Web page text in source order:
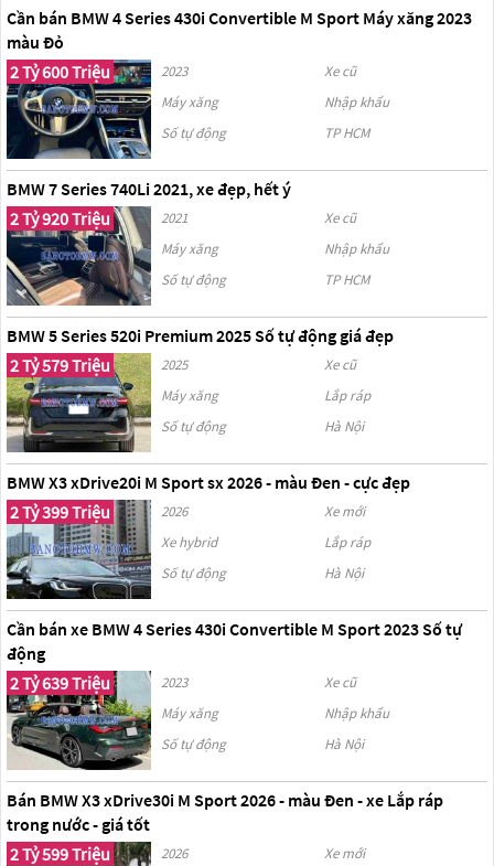
Cần bán BMW 4 Series 430i Convertible M Sport Máy xăng 2023
màu Đỏ
2 Tỷ 600 Triệu
2023
Xe cũ
Máy xăng
Nhập khẩu
Số tự động
TP HCM
BMW 7 Series 740Li 2021, xe đẹp, hết ý
2 Tỷ 920 Triệu
2021
Xe cũ
Máy xăng
Nhập khẩu
Số tự động
TP HCM
BMW 5 Series 520i Premium 2025 Số tự động giá đẹp
2 Tỷ 579 Triệu
2025
Xe cũ
Máy xăng
Lắp ráp
Số tự động
Hà Nội
BMW X3 xDrive20i M Sport sx 2026 - màu Đen - cực đẹp
2 Tỷ 399 Triệu
2026
Xe mới
Xe hybrid
Lắp ráp
Số tự động
Hà Nội
Cần bán xe BMW 4 Series 430i Convertible M Sport 2023 Số tự
động
2 Tỷ 639 Triệu
2023
Xe cũ
Máy xăng
Nhập khẩu
Số tự động
Hà Nội
Bán BMW X3 xDrive30i M Sport 2026 - màu Đen - xe Lắp ráp
trong nước - giá tốt
2 Tỷ 599 Triệu
2026
Xe mới